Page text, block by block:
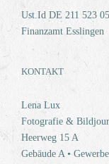
Ust.Id DE 211 523
Finanzamt Esslingen
KONTAKT
Lena Lux
Fotografie &
Heerweg 15 A
Gebäude A •